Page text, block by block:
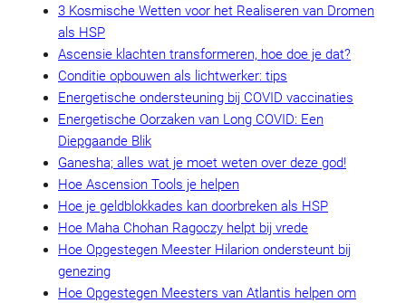
3 Kosmische Wetten voor het Realiseren van Dromen
als HSP
Ascensie klachten transformeren, hoe doe je dat?
Conditie opbouwen als lichtwerker: tips
Energetische ondersteuning bij COVID vaccinaties
Energetische Oorzaken van Long COVID: Een
Diepgaande Blik
Ganesha; alles wat je moet weten over deze god!
Hoe Ascension Tools je helpen
Hoe je geldblokkades kan doorbreken als HSP
Hoe Maha Chohan Ragoczy helpt bij vrede
Hoe Opgestegen Meester Hilarion ondersteunt bij
genezing
Hoe Opgestegen Meesters van Atlantis helpen om